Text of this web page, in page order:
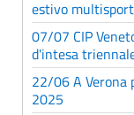
estivo
07/07 CIP
d'intesa
22/06 A Verona
2025